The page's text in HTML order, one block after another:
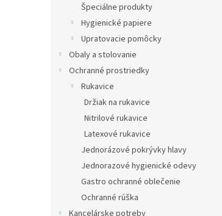
Špeciálne produkty
Hygienické papiere
Upratovacie pomôcky
Obaly a stolovanie
Ochranné prostriedky
Rukavice
Držiak na rukavice
Nitrilové rukavice
Latexové rukavice
Jednorázové pokrývky hlavy
Jednorazové hygienické odevy
Gastro ochranné oblečenie
Ochranné rúška
Kancelárske potreby